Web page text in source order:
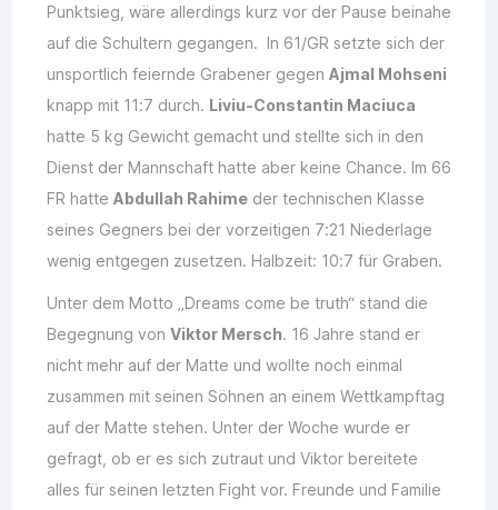
Punktsieg, wäre allerdings kurz vor der Pause beinahe
auf die Schultern gegangen. In 61/GR setzte sich der
unsportlich feiernde Grabener gegen Ajmal Mohseni
knapp mit 11:7 durch. Liviu-Constantin Maciuca
hatte 5 kg Gewicht gemacht und stellte sich in den
Dienst der Mannschaft hatte aber keine Chance. Im 66
FR hatte Abdullah Rahime der technischen Klasse
seines Gegners bei der vorzeitigen 7:21 Niederlage
wenig entgegen zusetzen. Halbzeit: 10:7 für Graben.
Unter dem Motto „Dreams come be truth“ stand die
Begegnung von Viktor Mersch. 16 Jahre stand er
nicht mehr auf der Matte und wollte noch einmal
zusammen mit seinen Söhnen an einem Wettkampftag
auf der Matte stehen. Unter der Woche wurde er
gefragt, ob er es sich zutraut und Viktor bereitete
alles für seinen letzten Fight vor. Freunde und Familie